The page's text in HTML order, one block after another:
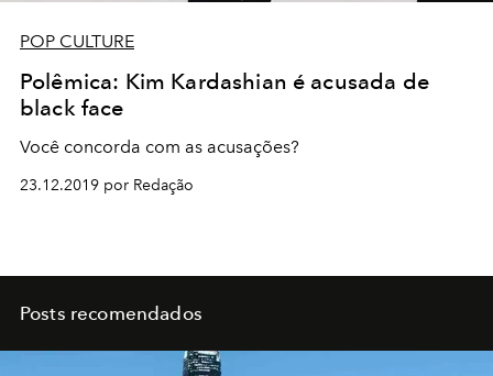
POP CULTURE
Polêmica: Kim Kardashian é acusada de
black face
Você concorda com as acusações?
23.12.2019 por Redação
Posts recomendados